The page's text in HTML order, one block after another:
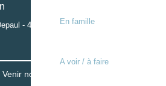
En famille
A voir / à faire
- 40250 MUGRON
Venir nous voir